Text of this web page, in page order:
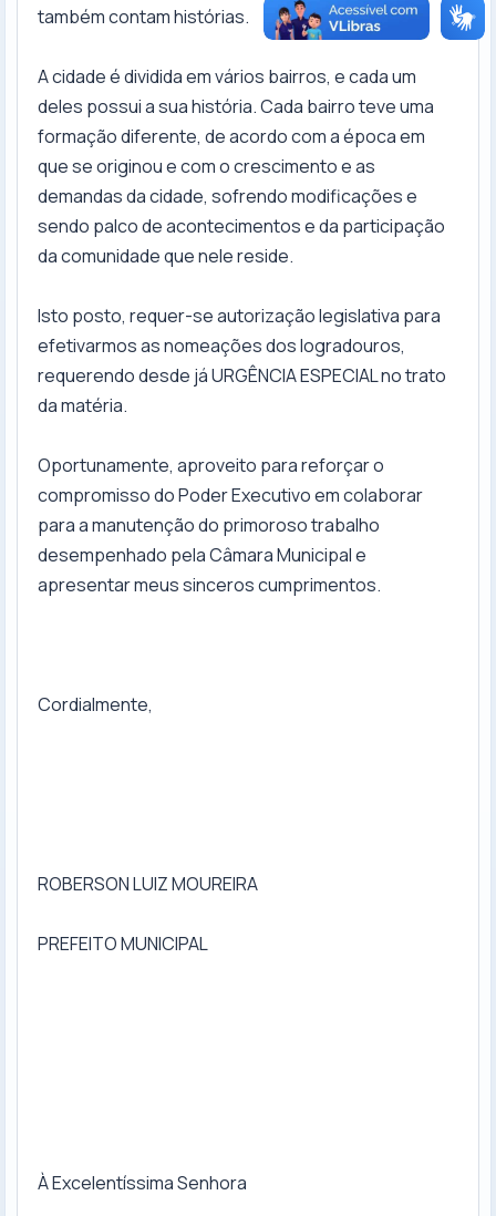
também contam histórias.
A cidade é dividida em vários bairros, e cada um
deles possui a sua história. Cada bairro teve uma
formação diferente, de acordo com a época em
que se originou e com o crescimento e as
demandas da cidade, sofrendo modificações e
sendo palco de acontecimentos e da participação
da comunidade que nele reside.
Isto posto, requer-se autorização legislativa para
efetivarmos as nomeações dos logradouros,
requerendo desde já URGÊNCIA ESPECIAL no trato
da matéria.
Oportunamente, aproveito para reforçar o
compromisso do Poder Executivo em colaborar
para a manutenção do primoroso trabalho
desempenhado pela Câmara Municipal e
apresentar meus sinceros cumprimentos.
Cordialmente,
ROBERSON LUIZ MOUREIRA
PREFEITO MUNICIPAL
À Excelentíssima Senhora